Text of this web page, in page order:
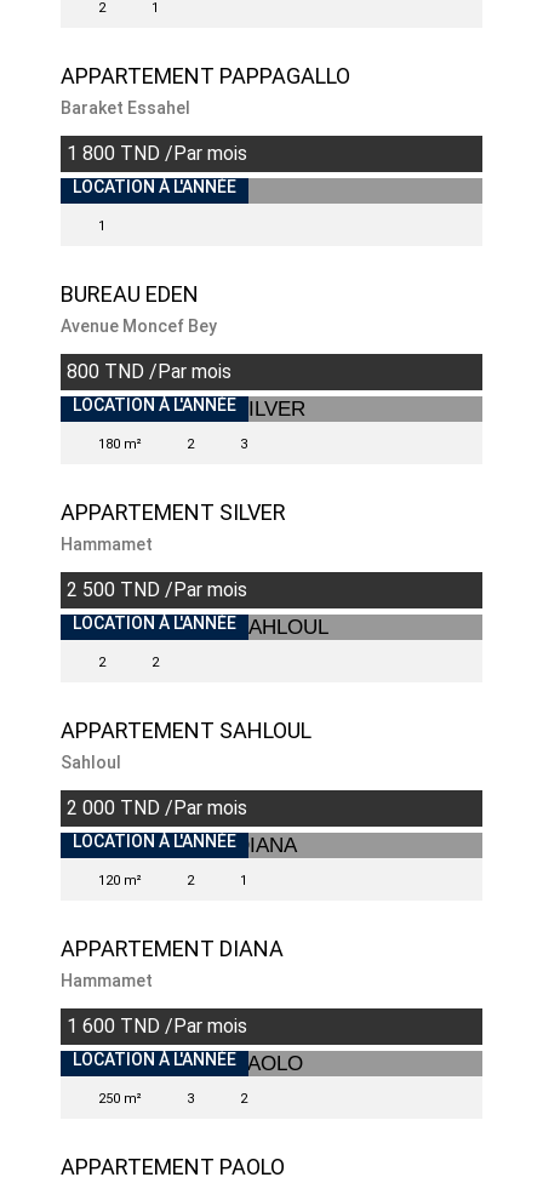
2 1
APPARTEMENT PAPPAGALLO
Baraket Essahel
1 800 TND /Par mois
LOCATION À L'ANNÉE
1
BUREAU EDEN
Avenue Moncef Bey
800 TND /Par mois
INDISPONIBLE
LOCATION À L'ANNÉE
180 m² 2 3
APPARTEMENT SILVER
Hammamet
2 500 TND /Par mois
LOCATION À L'ANNÉE
2 2
APPARTEMENT SAHLOUL
Sahloul
2 000 TND /Par mois
LOCATION À L'ANNÉE
120 m² 2 1
APPARTEMENT DIANA
Hammamet
1 600 TND /Par mois
LOCATION À L'ANNÉE
250 m² 3 2
APPARTEMENT PAOLO